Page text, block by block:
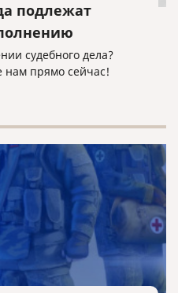
подлежат
судебного дела?
нам прямо сейчас!